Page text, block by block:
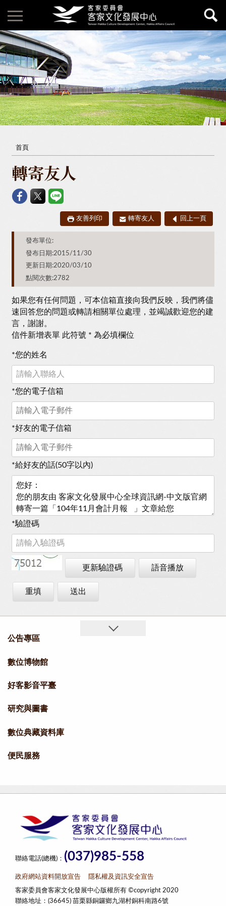
首頁
轉寄友人
友善列印 轉寄友人 回上一頁
發布單位:
發布日期:2015/11/30
更新日期:2020/03/10
點閱次數:2782
如果您有任何問題，可本信箱直接向我們反映，我們將儘
速回答您的問題或轉請相關單位處理，並竭誠歡迎您的建
言，謝謝。
信件新增表單 此符號 * 為必填欄位
*您的姓名
*您的電子信箱
*好友的電子信箱
*給好友的話(50字以內)
*驗證碼
更新驗證碼 語音播放
重填 送出
公告專區
數位博物館
好客影音平臺
研究與圖書
數位典藏資料庫
便民服務
聯絡電話(總機)： (037)985-558
政府網站資料開放宣告 隱私權及資訊安全宣告
客家委員會客家文化發展中心版權所有 ©copyright 2020
聯絡地址：(36645) 苗栗縣銅鑼鄉九湖村銅科南路6號